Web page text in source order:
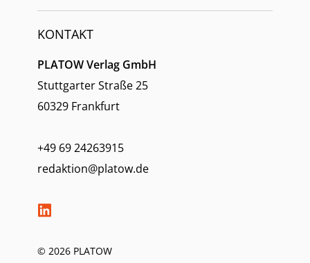
KONTAKT
PLATOW Verlag GmbH
Stuttgarter Straße 25
60329 Frankfurt
+49 69 24263915
redaktion@platow.de
© 2026 PLATOW